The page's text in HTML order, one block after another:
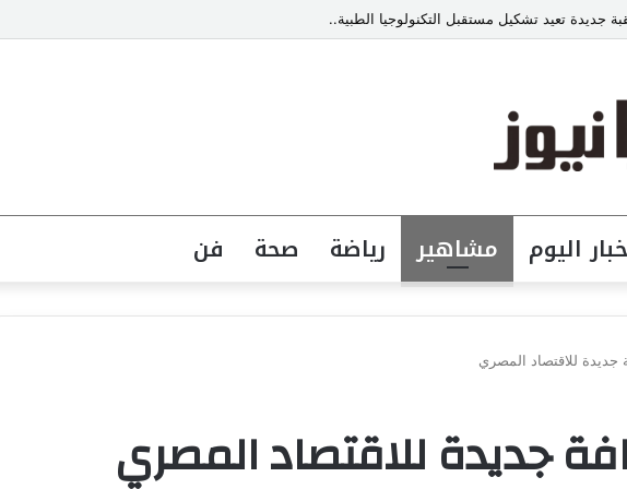
جديدة تعيد تشكيل مستقبل التكنولوجيا الطبية..
اليوم مشاهير رياضة صحة فن
جديدة للاقتصاد المصري
جديدة للاقتصاد المصري